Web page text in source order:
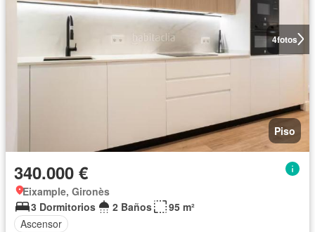
4fotos
Piso
340.000 €
Eixample, Gironès
3 Dormitorios
2 Baños
95 m²
Ascensor